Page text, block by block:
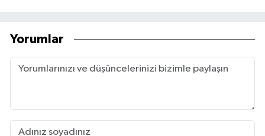
Yorumlar